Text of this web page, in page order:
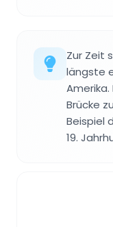
Zur Zeit
längste
Brücke
Beispiel
19.